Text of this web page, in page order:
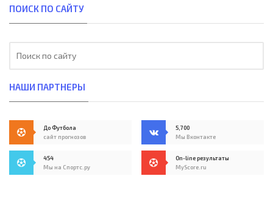
ПОИСК ПО САЙТУ
НАШИ ПАРТНЕРЫ
До Футбола
сайт прогнозов
5,700
Мы Вконтакте
454
Мы на Спортс.ру
On-line результаты
MyScore.ru